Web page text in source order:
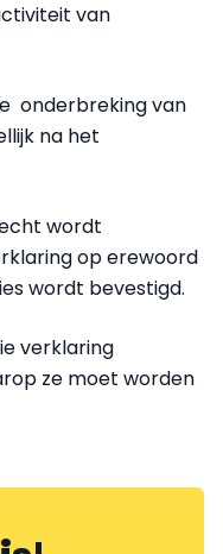
van
onderbreking van
na het
wordt
op erewoord
wordt bevestigd.
verklaring
ze moet worden